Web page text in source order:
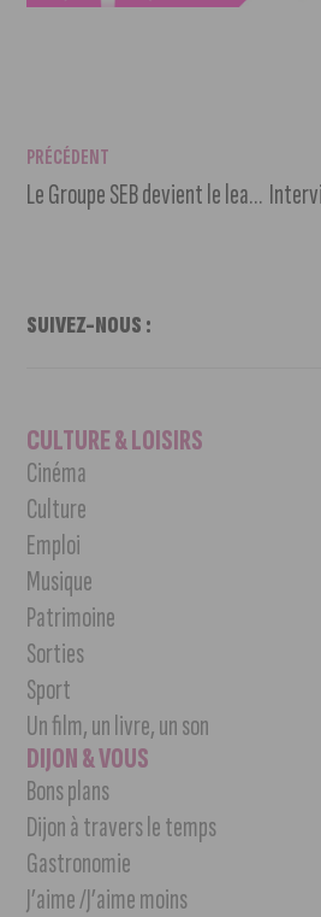
PRÉCÉDENT
Le Groupe SEB devient le leader européen de la plancha
SUIVEZ-NOUS :
CULTURE & LOISIRS
Cinéma
Culture
Emploi
Musique
Patrimoine
Sorties
Sport
Un film, un livre, un son
DIJON & VOUS
Bons plans
Dijon à travers le temps
Gastronomie
J’aime /J’aime moins